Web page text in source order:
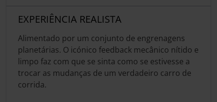
EXPERIÊNCIA REALISTA
Alimentado por um conjunto de engrenagens
planetárias. O icónico feedback mecânico nítido e
limpo faz com que se sinta como se estivesse a
trocar as mudanças de um verdadeiro carro de
corrida.